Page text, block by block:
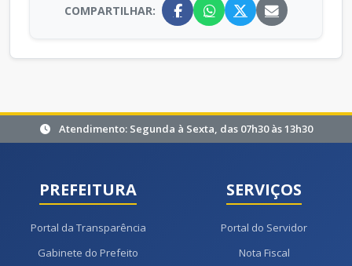
COMPARTILHAR:
Atendimento: Segunda à Sexta, das 07h30 às 13h30
PREFEITURA
Portal da Transparência
Gabinete do Prefeito
SERVIÇOS
Portal do Servidor
Nota Fiscal